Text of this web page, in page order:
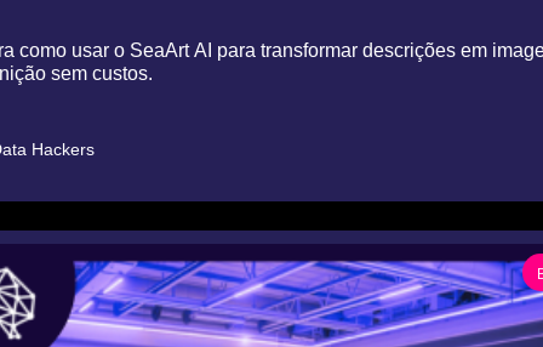
como usar o SeaArt AI para transformar descrições em
sem custos.
Hackers